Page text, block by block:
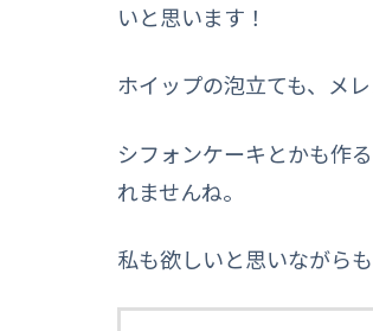
いと思います！
ホイップの泡立ても、メ
シフォンケーキとかも作
れませんね。
私も欲しいと思いながら